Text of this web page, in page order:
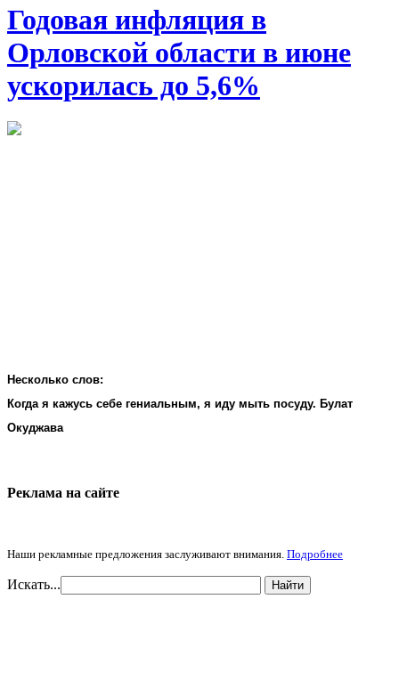
Годовая инфляция в
Орловской области в июне
ускорилась до 5,6%
Несколько слов:
Когда я кажусь себе гениальным, я иду мыть посуду. Булат
Окуджава
Реклама на cайте
Наши рекламные предложения заслуживают внимания. Подробнее
Искать... Найти